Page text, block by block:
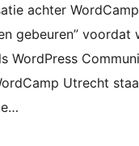
achter
gebeuren”
WordPress
Utrecht